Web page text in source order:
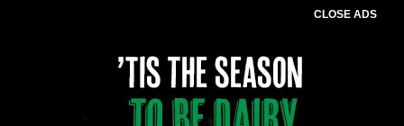
CLOSE ADS